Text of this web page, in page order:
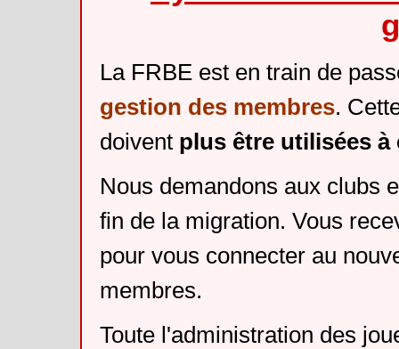
La FRBE est en train de
gestion des membres.
doivent plus être utilisées
Nous demandons aux clubs
fin de la migration. Vous
pour vous connecter au
membres.
Toute l'administration des